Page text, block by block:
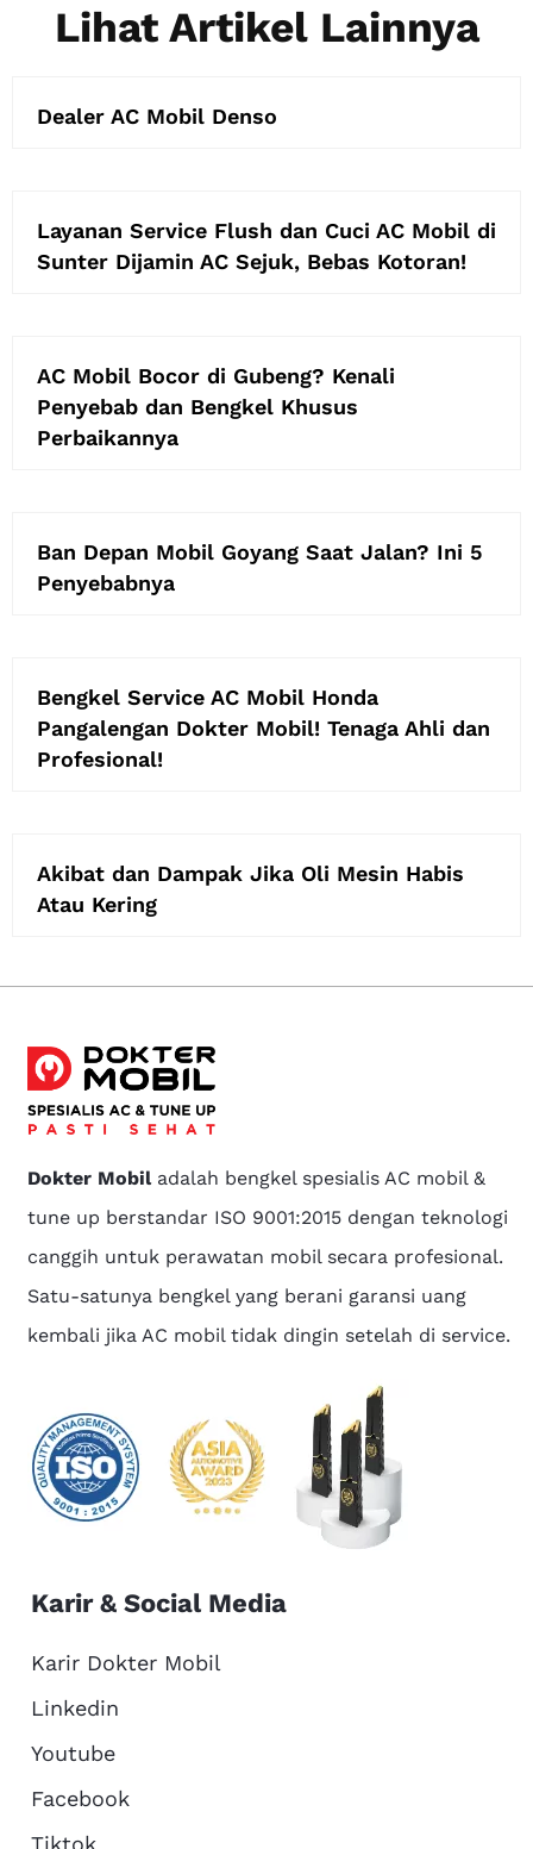
Lihat Artikel Lainnya
Dealer AC Mobil Denso
Layanan Service Flush dan Cuci AC Mobil di
Sunter Dijamin AC Sejuk, Bebas Kotoran!
AC Mobil Bocor di Gubeng? Kenali
Penyebab dan Bengkel Khusus
Perbaikannya
Ban Depan Mobil Goyang Saat Jalan? Ini 5
Penyebabnya
Bengkel Service AC Mobil Honda
Pangalengan Dokter Mobil! Tenaga Ahli dan
Profesional!
Akibat dan Dampak Jika Oli Mesin Habis
Atau Kering
Dokter Mobiladalah bengkel spesialis AC mobil &
tune up berstandar ISO 9001:2015 dengan teknologi
canggih untuk perawatan mobil secara profesional.
Satu-satunya bengkel yang berani garansi uang
kembali jika AC mobil tidak dingin setelah di service.
Karir & Social Media
Karir Dokter Mobil
Linkedin
Youtube
Facebook
Tiktok